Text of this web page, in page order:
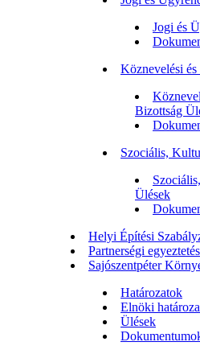
Jogi és
Köznevelési
Bizottság
Szociális,
Ülések
Helyi Építési
Partnerségi egyeztetés
Sajószentpéter
Határozatok
Elnöki
Ülések